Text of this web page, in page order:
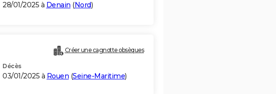
28/01/2025 à Denain (Nord)
Créer une cagnotte obsèques
Décès
03/01/2025 à Rouen (Seine-Maritime)